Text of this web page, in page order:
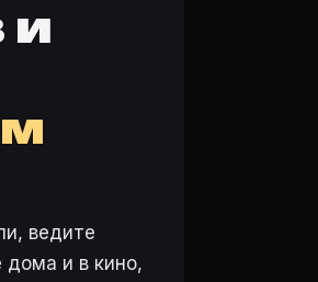
и
ведите
дома и в кино,